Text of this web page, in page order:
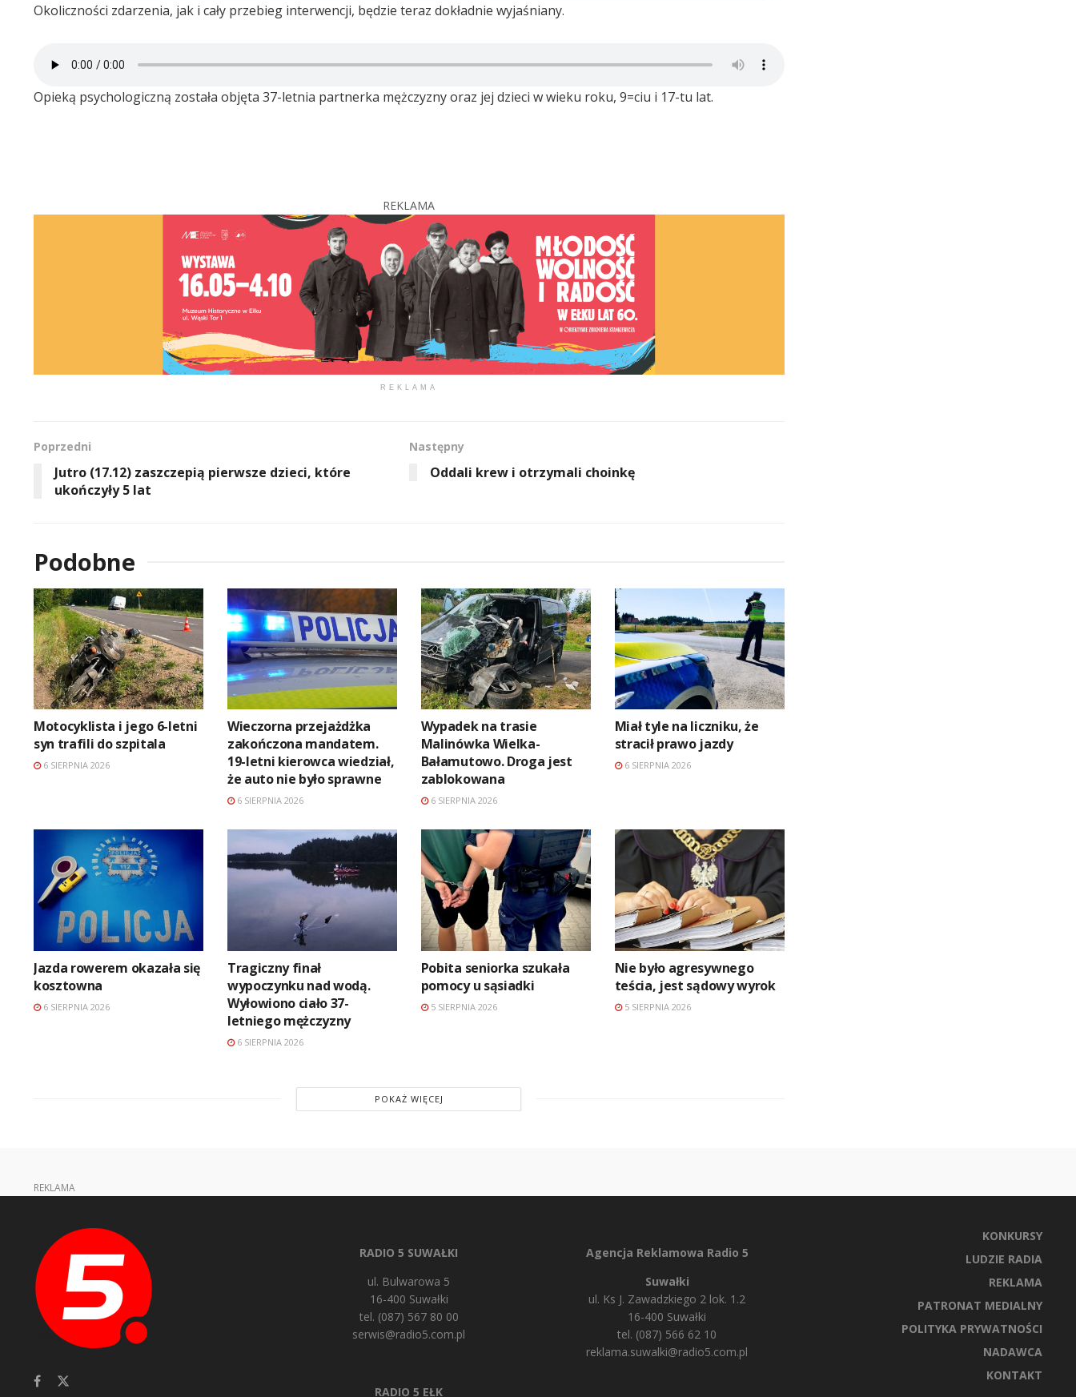
Okoliczności zdarzenia, jak i cały przebieg interwencji, będzie teraz dokładnie wyjaśniany.
Opieką psychologiczną została objęta 37-letnia partnerka mężczyzny oraz jej dzieci w wieku roku, 9=ciu i 17-tu lat.
REKLAMA
REKLAMA
Poprzedni
Jutro (17.12) zaszczepią pierwsze dzieci, które
ukończyły 5 lat
Następny
Oddali krew i otrzymali choinkę
Podobne
Motocyklista i jego 6-letni
syn trafili do szpitala
6 SIERPNIA 2026
Wieczorna przejażdżka
zakończona mandatem.
19-letni kierowca wiedział,
że auto nie było sprawne
6 SIERPNIA 2026
Wypadek na trasie
Malinówka Wielka-
Bałamutowo. Droga jest
zablokowana
6 SIERPNIA 2026
Miał tyle na liczniku, że
stracił prawo jazdy
6 SIERPNIA 2026
Jazda rowerem okazała się
kosztowna
6 SIERPNIA 2026
Tragiczny finał
wypoczynku nad wodą.
Wyłowiono ciało 37-
letniego mężczyzny
6 SIERPNIA 2026
Pobita seniorka szukała
pomocy u sąsiadki
5 SIERPNIA 2026
Nie było agresywnego
teścia, jest sądowy wyrok
5 SIERPNIA 2026
POKAŻ WIĘCEJ
REKLAMA
RADIO 5 SUWAŁKI
ul. Bulwarowa 5
16-400 Suwałki
tel. (087) 567 80 00
serwis@radio5.com.pl
RADIO 5 EŁK
Agencja Reklamowa Radio 5
Suwałki
ul. Ks J. Zawadzkiego 2 lok. 1.2
16-400 Suwałki
tel. (087) 566 62 10
reklama.suwalki@radio5.com.pl
KONKURSY
LUDZIE RADIA
REKLAMA
PATRONAT MEDIALNY
POLITYKA PRYWATNOŚCI
NADAWCA
KONTAKT